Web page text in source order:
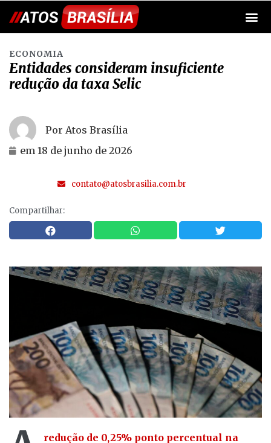
ECONOMIA
Entidades consideram insuficiente
redução da taxa Selic
Por Atos Brasília
em 18 de junho de 2026
contato@atosbrasilia.com.br
Compartilhar:
redução de 0,25% ponto percentual na